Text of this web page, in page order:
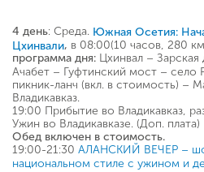
4 день: Среда. Южная Осетия:
Цхинвали, в 08:00(10 часов, 280
программа дня: Цхинвал –
Ачабет – Гуфтинский мост – село
пикник-ланч (вкл. в стоимость) –
Владикавказ.
19:00 Прибытие во Владикавказ,
Ужин во Владикавказе. (Доп. плата)
Обед включен в стоимость.
19:00-21:30 АЛАНСКИЙ ВЕЧЕР –
национальном стиле с ужином и